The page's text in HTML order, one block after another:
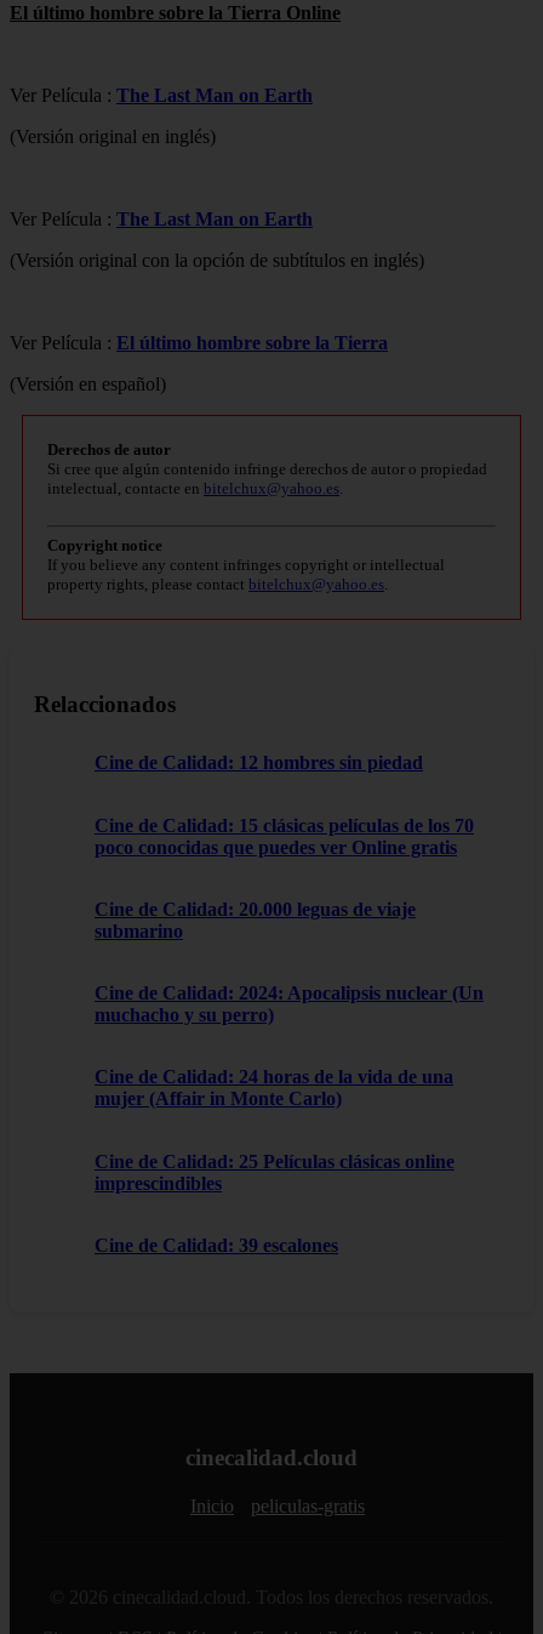
El último hombre sobre la Tierra Online
Ver Película : The Last Man on Earth
(Versión original en inglés)
Ver Película : The Last Man on Earth
(Versión original con la opción de subtítulos en inglés)
Ver Película : El último hombre sobre la Tierra
(Versión en español)
Derechos de autor
Si cree que algún contenido infringe derechos de autor o propiedad
intelectual, contacte en bitelchux@yahoo.es
Copyright notice
If you believe any content infringes copyright or intellectual
property rights, please contact bitelchux@yahoo.es
Relaccionados
Cine de Calidad: 12 hombres sin piedad
Cine de Calidad: 15 clásicas películas de los 70
poco conocidas que puedes ver Online gratis
Cine de Calidad: 20.000 leguas de viaje
submarino
Cine de Calidad: 2024: Apocalipsis nuclear (Un
muchacho y su perro)
Cine de Calidad: 24 horas de la vida de una
mujer (Affair in Monte Carlo)
Cine de Calidad: 25 Películas clásicas online
imprescindibles
Cine de Calidad: 39 escalones
cinecalidad.cloud
Inicio peliculas-gratis
© 2026 cinecalidad.cloud. Todos los derechos reservados.